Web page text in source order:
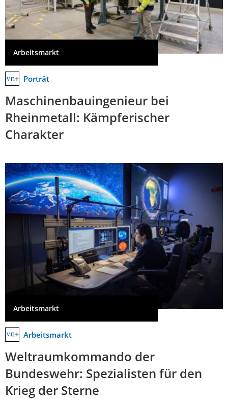
Arbeitsmarkt
Porträt
Maschinenbauingenieur bei
Rheinmetall: Kämpferischer
Charakter
Arbeitsmarkt
Arbeitsmarkt
Weltraumkommando der
Bundeswehr: Spezialisten für den
Krieg der Sterne